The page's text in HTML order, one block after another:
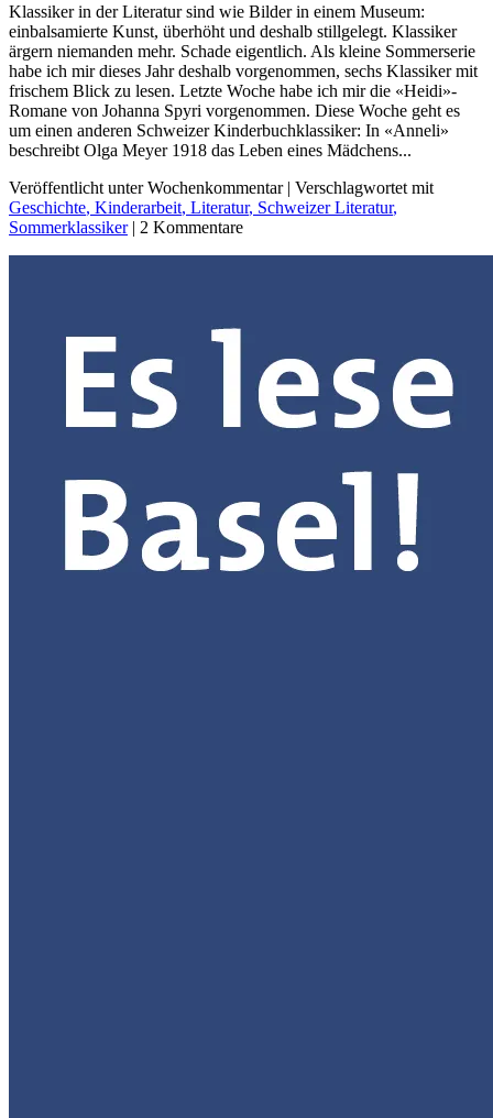
Klassiker in der Literatur sind wie Bilder in einem Museum:
einbalsamierte Kunst, überhöht und deshalb stillgelegt. Klassiker
ärgern niemanden mehr. Schade eigentlich. Als kleine Sommerserie
habe ich mir dieses Jahr deshalb vorgenommen, sechs Klassiker mit
frischem Blick zu lesen. Letzte Woche habe ich mir die «Heidi»-
Romane von Johanna Spyri vorgenommen. Diese Woche geht es
um einen anderen Schweizer Kinderbuchklassiker: In «Anneli»
beschreibt Olga Meyer 1918 das Leben eines Mädchens...
Veröffentlicht unter Wochenkommentar | Verschlagwortet mit
Geschichte, Kinderarbeit, Literatur, Schweizer Literatur,
Sommerklassiker| 2 Kommentare